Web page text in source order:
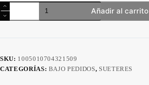
All
We
Need
Añadir al carrito
SKU: 1005010704321509
CATEGORÍAS: BAJO PEDIDOS, SUETERES